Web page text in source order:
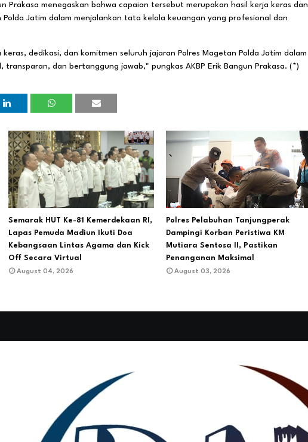
Prakasa menegaskan bahwa capaian tersebut merupakan hasil kerja keras dan
Polda Jatim dalam menjalankan tata kelola keuangan yang profesional dan
dedikasi, dan komitmen seluruh jajaran Polres Magetan Polda Jatim dalam
dan bertanggung jawab," pungkas AKBP Erik Bangun Prakasa. (*)
Semarak HUT Ke-81 Kemerdekaan RI,
Lapas Pemuda Madiun Ikuti Doa
Kebangsaan Lintas Agama dan Kick
Off Secara Virtual
August 04, 2026
Polres Pelabuhan Tanjungperak
Dampingi Korban Peristiwa KM
Mutiara Sentosa II, Pastikan
Penanganan Maksimal
August 03, 2026